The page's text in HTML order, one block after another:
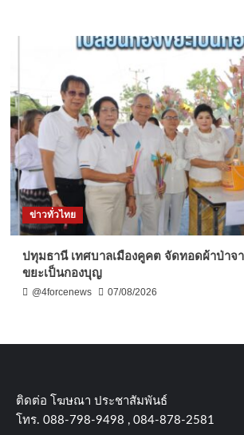
ข่าวทั่วไทย
ปทุมธานี เทศบาลเมืองคูคต จัดทอดผ้าป่าจ
ขยะเป็นกองบุญ
@4forcenews 07/08/2026
ติดต่อ​ โฆษณา​ ประชาสัมพันธ์
โทร​. 088-798-9498 , 084-878-2581